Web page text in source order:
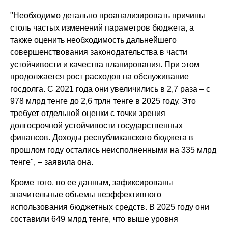
"Необходимо детально проанализировать причины
столь частых изменений параметров бюджета, а
также оценить необходимость дальнейшего
совершенствования законодательства в части
устойчивости и качества планирования. При этом
продолжается рост расходов на обслуживание
госдолга. С 2021 года они увеличились в 2,7 раза – с
978 млрд тенге до 2,6 трлн тенге в 2025 году. Это
требует отдельной оценки с точки зрения
долгосрочной устойчивости государственных
финансов. Доходы республиканского бюджета в
прошлом году остались неисполненными на 335 млрд
тенге", – заявила она.
Кроме того, по ее данным, зафиксированы
значительные объемы неэффективного
использования бюджетных средств. В 2025 году они
составили 649 млрд тенге, что выше уровня